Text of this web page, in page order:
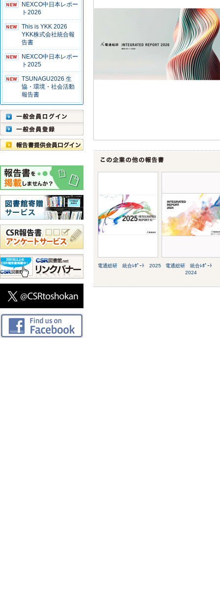
NEXCO中日本レポー
ト2026
This is YKK 2026
YKK株式会社統合報
告書
NEXCO中日本レポー
ト2025
TSUNAGU2026 生
協・環境・社会活動
報告書
電通総研 統合ﾚﾎﾟｰﾄ 2025
電通総研 統合ﾚﾎﾟｰﾄ
2024